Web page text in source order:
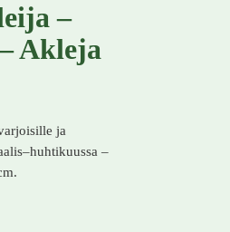
–
Akleja
5,90 € - 37,70 €
ja
–